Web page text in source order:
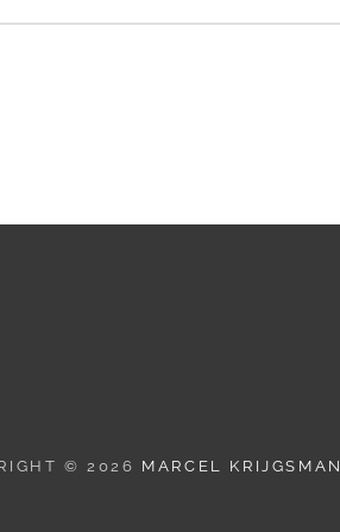
© 2026 MARCEL KRIJGSMAN